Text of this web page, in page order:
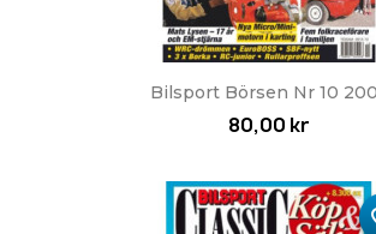
Bilsport Börsen Nr 10
80,00 kr